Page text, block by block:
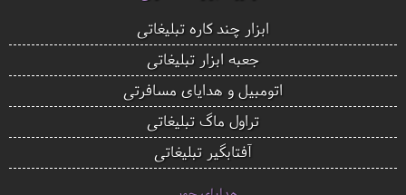
ابزار چند کاره تبلیغاتی
جعبه ابزار تبلیغاتی
اتومبیل و هدایای مسافرتی
تراول ماگ تبلیغاتی
آفتابگیر تبلیغاتی